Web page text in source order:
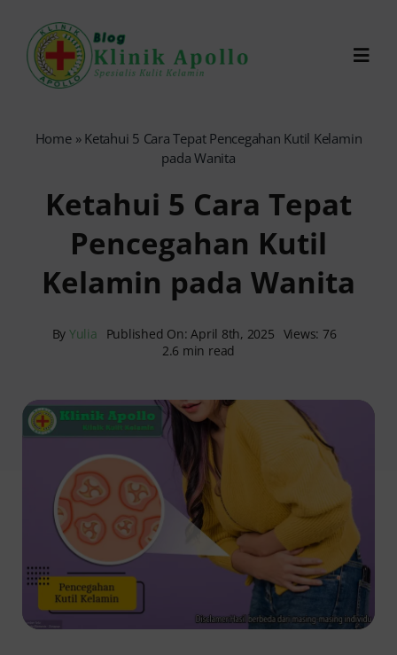
content
Reservasi Online
Search
Home» Ketahui 5 Cara Tepat Pencegahan Kutil Kelamin
pada Wanita
Ketahui 5 Cara Tepat
Pencegahan Kutil
Kelamin pada Wanita
By Yulia Published On: April 8th, 2025 Views: 76
2.6 min read